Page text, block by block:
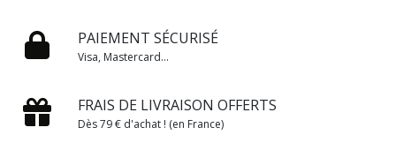
PAIEMENT SÉCURISÉ
Visa, Mastercard...
FRAIS DE LIVRAISON OFFERTS
Dès 79 € d'achat ! (en France)